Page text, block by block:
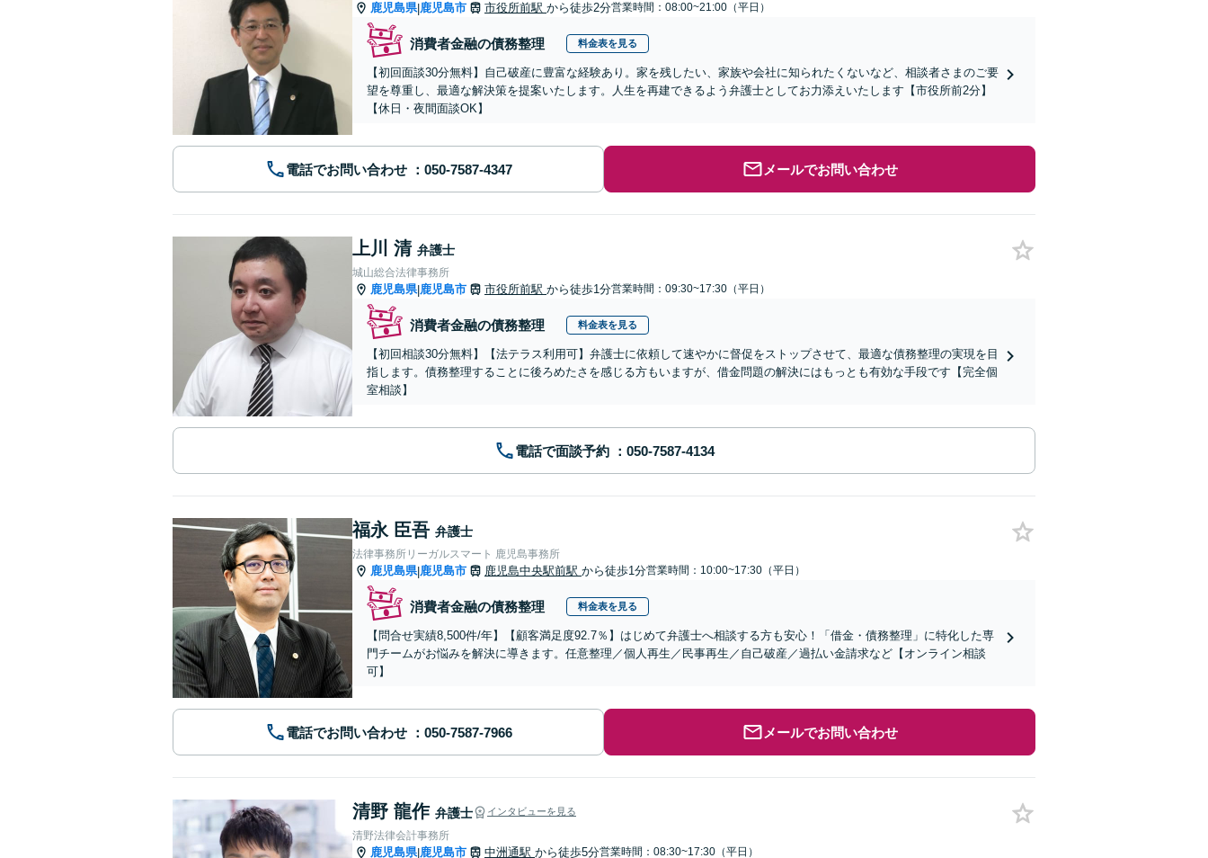
鹿児島県|鹿児島市 市役所前駅 から徒歩2分営業時間：08:00~21:00（平日）
消費者金融の債務整理 料金表を見る
【初回面談30分無料】自己破産に豊富な経験あり。家を残したい、家族や会社に知られたくないなど、相談者さまのご要
望を尊重し、最適な解決策を提案いたします。人生を再建できるよう弁護士としてお力添えいたします【市役所前2分】
【休日・夜間面談OK】
電話でお問い合わせ メールでお問い合わせ
上川 清 弁護士
城山総合法律事務所
鹿児島県|鹿児島市 市役所前駅 から徒歩1分営業時間：09:30~17:30（平日）
消費者金融の債務整理 料金表を見る
【初回相談30分無料】【法テラス利用可】弁護士に依頼して速やかに督促をストップさせて、最適な債務整理の実現を目
指します。債務整理することに後ろめたさを感じる方もいますが、借金問題の解決にはもっとも有効な手段です【完全個
室相談】
電話で面談予約
福永 臣吾 弁護士
法律事務所リーガルスマート 鹿児島事務所
鹿児島県|鹿児島市 鹿児島中央駅前駅 から徒歩1分営業時間：10:00~17:30（平日）
消費者金融の債務整理 料金表を見る
【問合せ実績8,500件/年】【顧客満足度92.7％】はじめて弁護士へ相談する方も安心！「借金・債務整理」に特化した専
門チームがお悩みを解決に導きます。任意整理／個人再生／民事再生／自己破産／過払い金請求など【オンライン相談
可】
電話でお問い合わせ メールでお問い合わせ
清野 龍作 弁護士 インタビューを見る
清野法律会計事務所
鹿児島県|鹿児島市 中洲通駅 から徒歩5分営業時間：08:30~17:30（平日）